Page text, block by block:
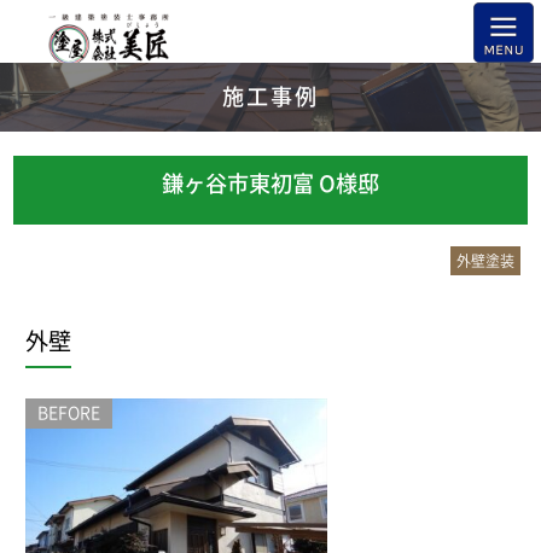
施工事例
鎌ヶ谷市東初富 O様邸
外壁塗装
外壁
BEFORE